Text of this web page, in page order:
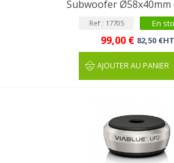
Subwoofer Ø58x40mm
Ref : 17705 En
99,00 € 82,50 €HT
AJOUTER AU PANIER